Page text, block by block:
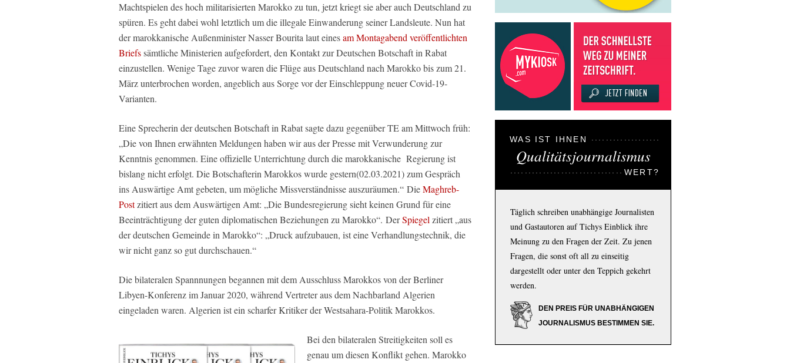
Machtspielen des hoch militarisierten Marokko zu tun, jetzt kriegt sie aber auch Deutschland zu
spüren. Es geht dabei wohl letztlich um die illegale Einwanderung seiner Landsleute. Nun hat
der marokkanische Außenminister Nasser Bourita laut einesam Montagabend veröffentlichten
Briefssämtliche Ministerien aufgefordert, den Kontakt zur Deutschen Botschaft in Rabat
einzustellen. Wenige Tage zuvor waren die Flüge aus Deutschland nach Marokko bis zum 21.
März unterbrochen worden, angeblich aus Sorge vor der Einschleppung neuer Covid-19-
Varianten.
Eine Sprecherin der deutschen Botschaft in Rabat sagte dazu gegenüber TE am Mittwoch früh:
„Die von Ihnen erwähnten Meldungen haben wir aus der Presse mit Verwunderung zur
Kenntnis genommen. Eine offizielle Unterrichtung durch die marokkanische Regierung ist
bislang nicht erfolgt. Die Botschafterin Marokkos wurde gestern(02.03.2021) zum Gespräch
ins Auswärtige Amt gebeten, um mögliche Missverständnisse auszuräumen.“ DieMaghreb-
Postzitiert aus dem Auswärtigen Amt: „Die Bundesregierung sieht keinen Grund für eine
Beeinträchtigung der guten diplomatischen Beziehungen zu Marokko“. DerSpiegel zitiert „aus
der deutschen Gemeinde in Marokko“: „Druck aufzubauen, ist eine Verhandlungstechnik, die
wir nicht ganz so gut durchschauen.“
Die bilateralen Spannnungen begannen mit dem Ausschluss Marokkos von der Berliner
Libyen-Konferenz im Januar 2020, während Vertreter aus dem Nachbarland Algerien
eingeladen waren. Algerien ist ein scharfer Kritiker der Westsahara-Politik Marokkos.
Bei den bilateralen Streitigkeiten soll es
genau um diesen Konflikt gehen. Marokko
WAS IST IHNEN
Qualitätsjournalismus
WERT?
Täglich schreiben unabhängige Journalisten
und Gastautoren auf Tichys Einblick ihre
Meinung zu den Fragen der Zeit. Zu jenen
Fragen, die sonst oft all zu einseitig
dargestellt oder unter den Teppich gekehrt
werden.
DEN PREIS FÜR UNABHÄNGIGEN
JOURNALISMUS BESTIMMEN SIE.